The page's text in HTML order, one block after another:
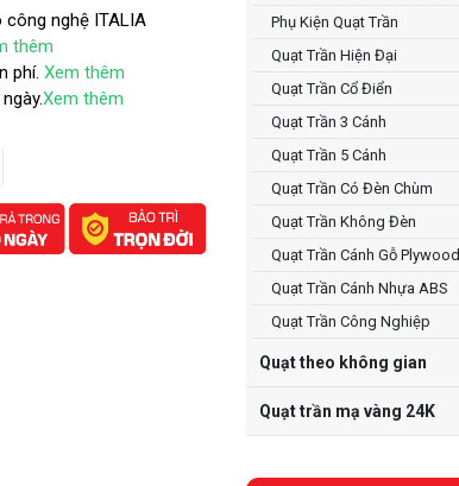
nghệ ITALIA
thêm
phí. Xem thêm
Xem thêm
Phụ Kiện Quạt Trần
Quạt Trần Hiện Đại
Quạt Trần Cổ Điển
Quạt Trần 3 Cánh
Quạt Trần 5 Cánh
Quạt Trần Có Đèn Chùm
Quạt Trần Không Đèn
Quạt Trần Cánh Gỗ Plywood
Quạt Trần Cánh Nhựa ABS
Quạt Trần Công Nghiệp
Quạt theo không gian
Quạt trần mạ vàng 24K